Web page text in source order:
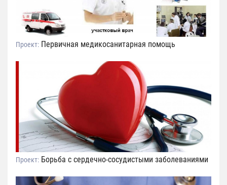
Проект: Первичная медикосанитарная помощь
Проект: Борьба с сердечно-сосудистыми заболеваниями